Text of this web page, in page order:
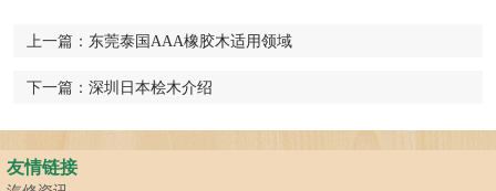
上一篇： 东莞泰国AAA橡胶木适用领域
下一篇： 深圳日本桧木介绍
友情链接